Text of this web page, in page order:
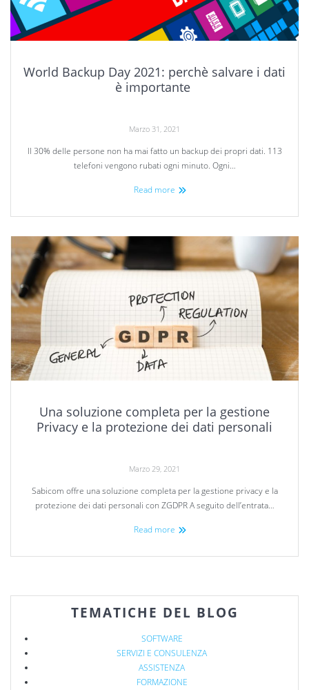
World Backup Day 2021: perchè salvare i dati
è importante
Marzo 31, 2021
Il 30% delle persone non ha mai fatto un backup dei propri dati. 113
telefoni vengono rubati ogni minuto. Ogni…
Read more
Una soluzione completa per la gestione
Privacy e la protezione dei dati personali
Marzo 29, 2021
Sabicom offre una soluzione completa per la gestione privacy e la
protezione dei dati personali con ZGDPR A seguito dell’entrata…
Read more
TEMATICHE DEL BLOG
SOFTWARE
SERVIZI E CONSULENZA
ASSISTENZA
FORMAZIONE